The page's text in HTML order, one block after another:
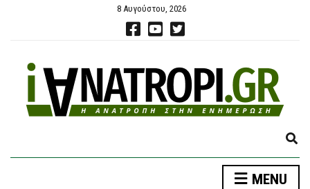
8 Αυγούστου, 2026
E
P
MENU